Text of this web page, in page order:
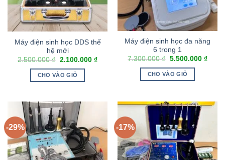
Máy điện sinh học DDS thế
hệ mới
2.500.000₫ 2.100.000 ₫
CHO VÀO GIỎ
Máy điện sinh học đa năng
6 trong 1
7.300.000₫ 5.500.000 ₫
CHO VÀO GIỎ
-29% -17%